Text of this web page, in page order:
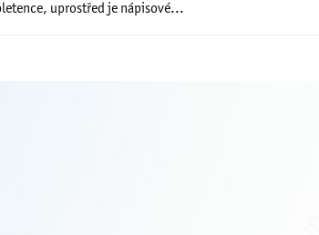
uprostřed je nápisové...